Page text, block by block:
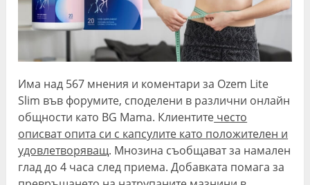
Има над 567 мнения и коментари за Ozem Lite
Slim във форумите, споделени в различни онлайн
общности като BG Mama. Клиентите често
описват опита си с капсулите като положителен и
удовлетворяващ. Мнозина съобщават за намален
глад до 4 часа след приема. Добавката помага за